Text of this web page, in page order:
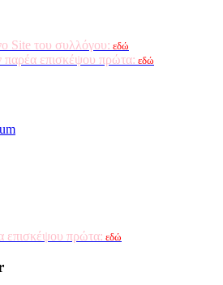
Site του συλλόγου: εδώ
παρέα επισκέψου πρώτα: εδώ
επισκέψου πρώτα: εδώ